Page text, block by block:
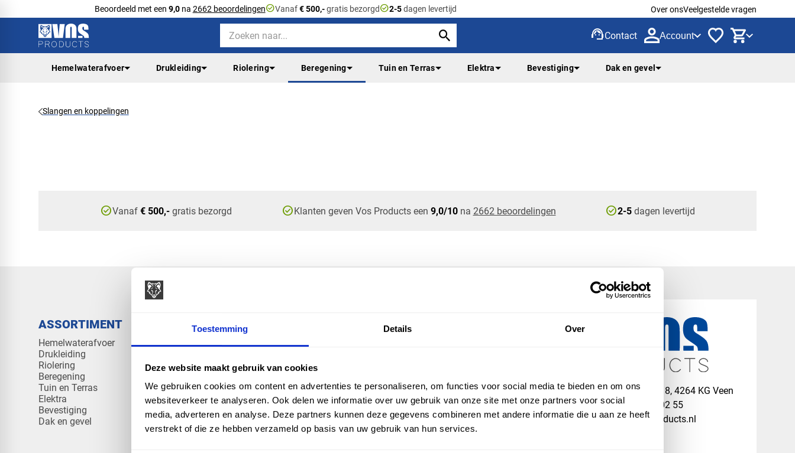
Toestemming Details Over
Deze website maakt gebruik van cookies
We gebruiken cookies om content en advertenties te personaliseren, om functies voor social media te bieden en om ons
websiteverkeer te analyseren. Ook delen we informatie over uw gebruik van onze site met onze partners voor social
media, adverteren en analyse. Deze partners kunnen deze gegevens combineren met andere informatie die u aan ze heeft
verstrekt of die ze hebben verzameld op basis van uw gebruik van hun services.
Beoordeeld met een 9,0na 2662 beoordelingencheck_circleVanaf€ 500,-gratis bezorgdcheck_circle2-5dagen levertijd Over onsVeelgestelde vragen
support_agentContact Account
Hemelwaterafvoer Drukleiding Riolering Beregening Tuin en Terras Elektra Bevestiging Dak en gevel
Slangen en koppelingen
check_circleVanaf € 500,-gratis bezorgd check_circleKlanten geven Vos Products een 9,0/10na 2662 beoordelingen check_circle2-5 dagen levertijd
ASSORTIMENT
Hemelwaterafvoer
Drukleiding
Riolering
Beregening
Tuin en Terras
Elektra
Bevestiging
Dak en gevel
KENNIS EN HULP
Klantenservice
Veelgestelde vragen
ZAKELIJK
map Veensesteeg 8, 4264 KG Veen
phone_enabled +31 416 75 02 55
mail info@vosproducts.nl